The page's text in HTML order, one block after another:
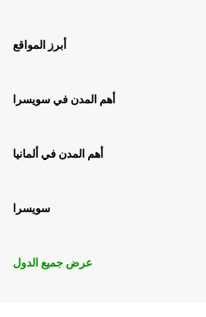
أبرز المواقع
أهم المدن في سويسرا
أهم المدن في ألمانيا
سويسرا
عرض جميع الدول